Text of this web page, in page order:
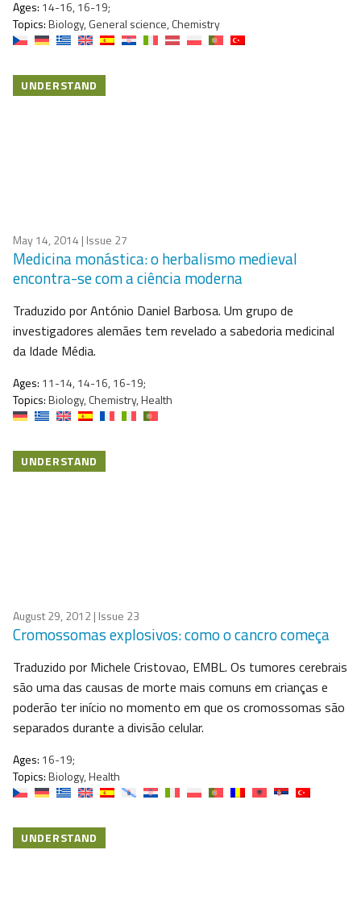
Ages: 14-16, 16-19;
Topics:Biology, General science, Chemistry
UNDERSTAND
May 14, 2014 | Issue 27
Medicina monástica: o herbalismo medieval
encontra-se com a ciência moderna
Traduzido por António Daniel Barbosa. Um grupo de
investigadores alemães tem revelado a sabedoria medicinal
da Idade Média.
Ages: 11-14, 14-16, 16-19;
Topics:Biology, Chemistry, Health
UNDERSTAND
August 29, 2012| Issue 23
Cromossomas explosivos: como o cancro começa
Traduzido por Michele Cristovao, EMBL. Os tumores cerebrais
são uma das causas de morte mais comuns em crianças e
poderão ter início no momento em que os cromossomas são
separados durante a divisão celular.
Ages: 16-19;
Topics:Biology, Health
UNDERSTAND